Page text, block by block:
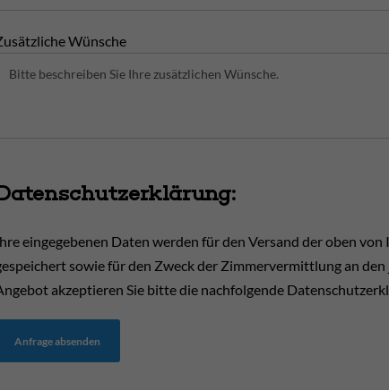
Wünsche
eingegebenen Daten werden für den Versand der oben
sowie für den Zweck der Zimmervermittlung an
akzeptieren Sie bitte die nachfolgende
Anfrage absenden